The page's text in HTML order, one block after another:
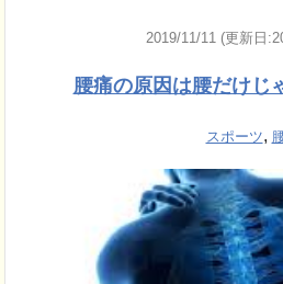
2019/11/11 (更新日
腰痛の原因は腰だけじ
スポーツ,